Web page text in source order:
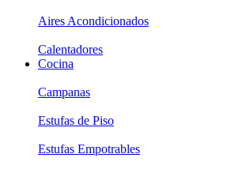
Aires Acondicionados
Calentadores
Cocina
Campanas
Estufas de Piso
Estufas Empotrables